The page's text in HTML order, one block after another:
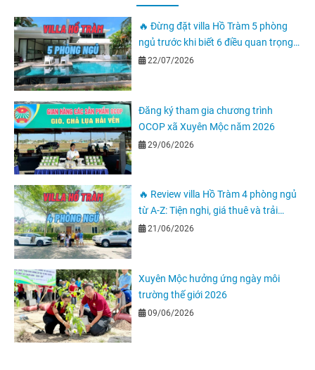
🔥 Đừng đặt villa Hồ Tràm 5 phòng
ngủ trước khi biết 6 điều quan trọng
này22/07/2026
Đăng ký tham gia chương trình
OCOP xã Xuyên Mộc năm 2026
29/06/2026
🔥 Review villa Hồ Tràm 4 phòng ngủ
từ A-Z: Tiện nghi, giá thuê và trải
nghiệm thực tế
21/06/2026
Xuyên Mộc hưởng ứng ngày môi
trường thế giới 2026
09/06/2026